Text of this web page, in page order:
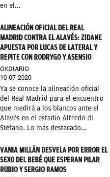
en el...
ALINEACIÓN OFICIAL DEL REAL
MADRID CONTRA EL ALAVÉS: ZIDANE
APUESTA POR LUCAS DE LATERAL Y
REPITE CON RODRYGO Y ASENSIO
OKDIARIO
10-07-2020
Ya se conoce la alineación oficial
del Real Madrid para el encuentro
que medirá a los blancos ante el
Alavés en el estadio Alfredo di
Stéfano. Lo más destacado...
VANIA MILLÁN DESVELA POR ERROR EL
SEXO DEL BEBÉ QUE ESPERAN PILAR
RUBIO Y SERGIO RAMOS